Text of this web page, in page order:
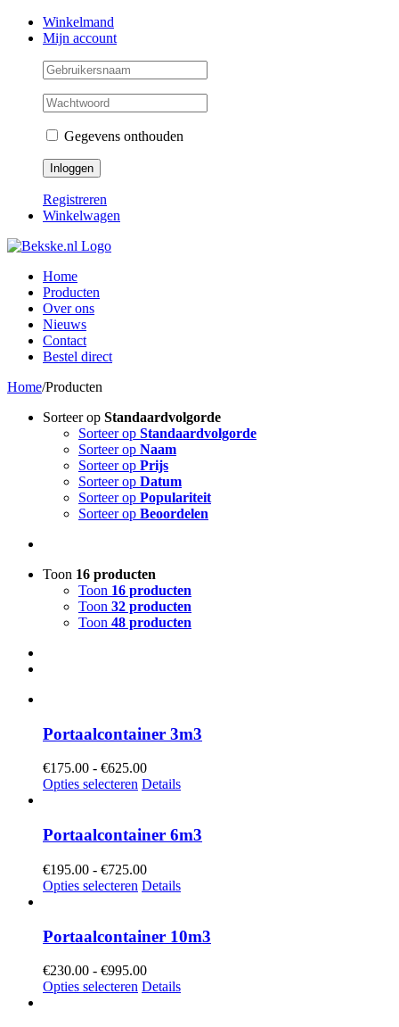
Skip
Facebook
Instagram
TwitterWinkelmand
Mijn account
Gegevens onthouden
Registreren
Winkelwagen
Home
Producten
Over ons
Nieuws
Contact
Bestel direct
Home/Producten
Sorteer op Standaardvolgorde
Sorteer op Standaardvolgorde
Sorteer op Naam
Sorteer op Prijs
Sorteer op Datum
Sorteer op Populariteit
Sorteer op Beoordelen
Toon 16 producten
Toon 16 producten
Toon 32 producten
Toon 48 producten
Portaalcontainer 3m3
€175.00 - €625.00Prijsklasse:
€175.00
Opties selecteren Details
Portaalcontainer 6m3
€195.00 - €725.00Prijsklasse:
€195.00
Opties selecteren Details
Portaalcontainer 10m3
€230.00 - €995.00Prijsklasse:
€230.00
Opties selecteren Details